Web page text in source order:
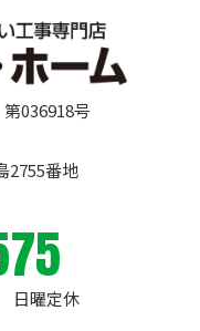
036918号
2755番地
日曜定休